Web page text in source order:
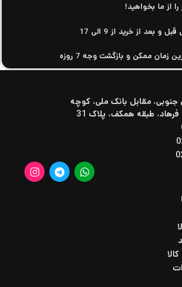
از ما بخواهید!
و بعد از خرید از 9 الی 17
زمان ممکن و بازگشت وجه 7 روزه
جنوبی، مقابل بانک ملی، کوچه
طبقه همکف، پلاک 31